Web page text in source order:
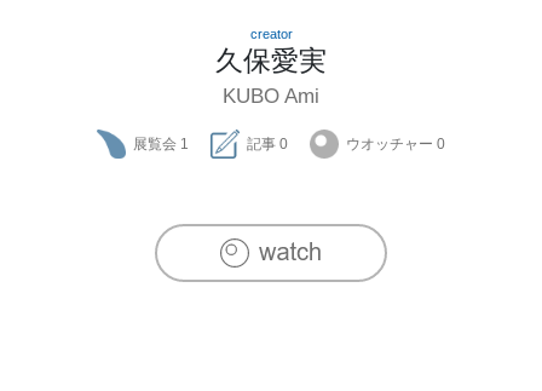
creator
久保愛実
KUBO Ami
展覧会 1 記事 0 ウオッチャー 0